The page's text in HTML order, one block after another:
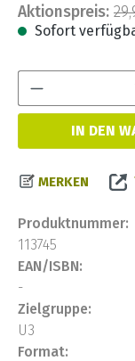
Aktionspreis:
Sofort
IN DEN
MERKEN
Produktnummer:
113745
EAN/ISBN:
-
Zielgruppe:
U3
Format: